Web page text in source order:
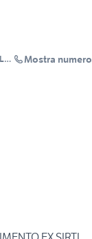
Mostra numero